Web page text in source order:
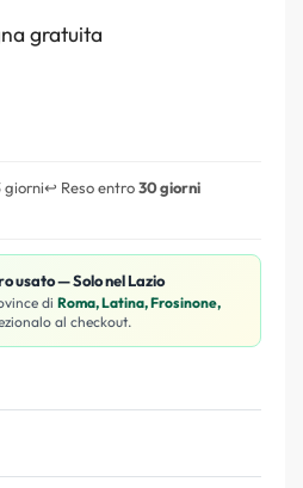
gratuita
giorni↩️ Reso entro30 giorni
usato — Solo nel Lazio
di Roma, Latina, Frosinone,
al checkout.